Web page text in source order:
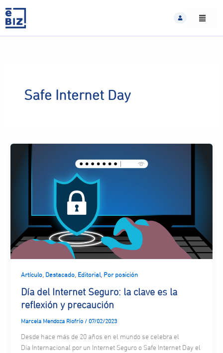
content
Safe Internet Day
Artículo, Destacado, Editorial, Por posición
Día del Internet Seguro: la clave es la
reflexión y precaución
Marcela Mendoza Riofrío / 07/02/2023
Desde hace más de 20 años en el mundo se celebra el
Día Internacional por un Internet Seguro o Safe Internet Day el